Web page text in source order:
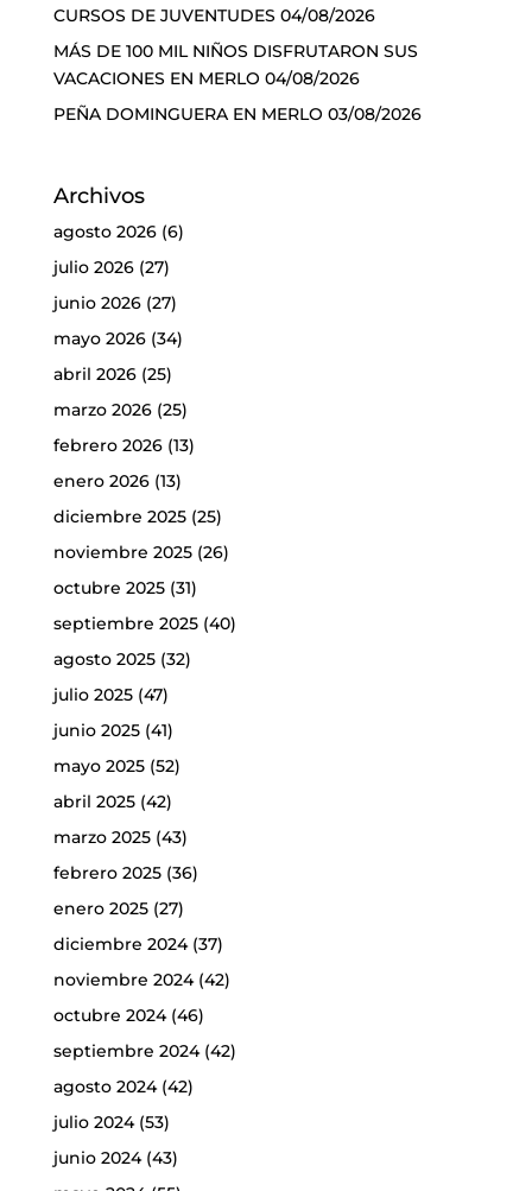
CURSOS DE JUVENTUDES 04/08/2026
MÁS DE 100 MIL NIÑOS DISFRUTARON SUS
VACACIONES EN MERLO 04/08/2026
PEÑA DOMINGUERA EN MERLO 03/08/2026
Archivos
agosto 2026(6)
julio 2026(27)
junio 2026(27)
mayo 2026(34)
abril 2026(25)
marzo 2026(25)
febrero 2026(13)
enero 2026(13)
diciembre 2025(25)
noviembre 2025(26)
octubre 2025(31)
septiembre 2025(40)
agosto 2025(32)
julio 2025(47)
junio 2025(41)
mayo 2025(52)
abril 2025(42)
marzo 2025(43)
febrero 2025(36)
enero 2025(27)
diciembre 2024(37)
noviembre 2024(42)
octubre 2024(46)
septiembre 2024(42)
agosto 2024(42)
julio 2024(53)
junio 2024(43)